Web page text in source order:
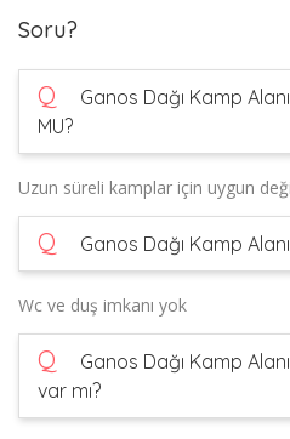
Soru?
Q
Ganos Dağı Kamp
MU?
Uzun süreli kamplar için uygun
Q Ganos Dağı Kamp
Wc ve duş imkanı yok
Q
Ganos Dağı Kamp
var mı?